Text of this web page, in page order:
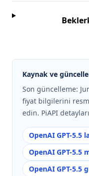
Kaynak ve
Son güncelleme:
fiyat bilgilerini
edin. PiAPI
OpenAI GPT-5.5
OpenAI GPT-5.5
OpenAI GPT-5.5